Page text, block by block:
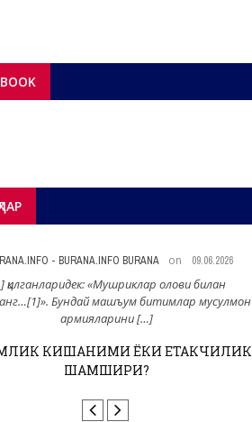
- BURANA.INFO BURANA on 09.06.2026
қилганларидек: «Мушриклар олови билан
Бундай машъум битимлар мусулмон
армияларини […]
КИШАНИМИ ЁКИ ЕТАКЧИЛИК
ШАМШИРИ?